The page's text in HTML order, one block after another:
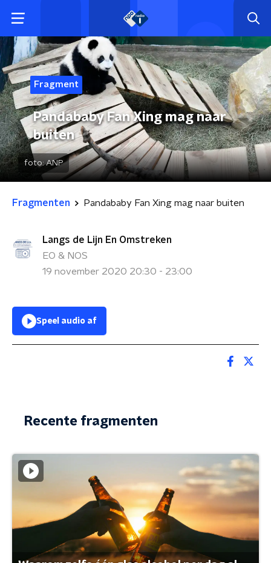
Fragment
Pandababy Fan Xing mag naar
buiten
foto:ANP
Fragmenten Pandababy Fan Xing mag naar buiten
Langs de Lijn En Omstreken
EO & NOS
19 november 2020 20:30 - 23:00
Speel audio af
Recente fragmenten